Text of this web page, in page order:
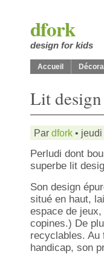
dfork
design for kids
Accueil
Lit
Par dfork •
Perludi dont
superbe lit
Son design
situé en haut,
espace de
copines.) De
recyclables. Au
handicap, son